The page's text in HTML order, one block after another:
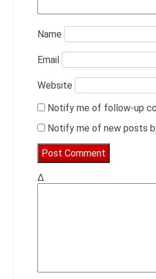
Name
Email
Website
Notify me of follow-up
Notify me of new posts
Δ